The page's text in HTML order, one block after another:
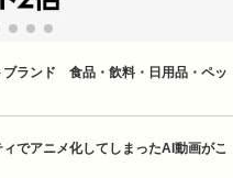
ランド 食品・飲料・日用品・ペッ
でアニメ化してしまったAI動画がこ